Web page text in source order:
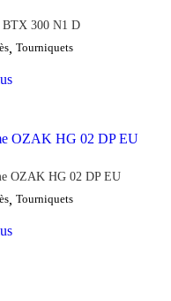
300 N1 D
, Tourniquets
OZAK HG 02 DP EU
, Tourniquets